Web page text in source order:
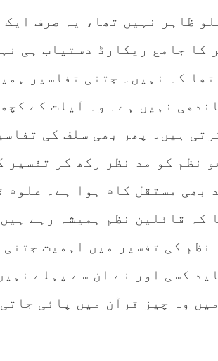
ظاہر نہیں تھا، یہ صرف ایک
کا جامع ریکارڈ دستیاب ہی
کہ نہیں۔ جتنی تفاسیر
نہیں ہے۔ وہ آیات کے کچھ
ہیں۔ پھر بھی سلف کی
نظم کو مد نظر رکھ کر تفسیر
بھی مستقل کام ہوا ہے۔ علوم
کہ قائلین نظم ہمیشہ رہے
نظم کی تفسیر میں اہمیت جتنی
کسی اور نے ان سے پہلے
وہ چیز قرآن میں پائی